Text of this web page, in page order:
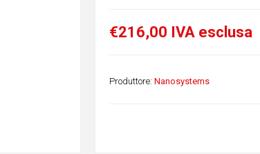
€216,00 IVA esclusa
Produttore: Nanosystems